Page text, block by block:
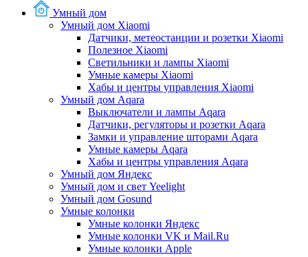
Умный дом
Умный дом Xiaomi
Датчики, метеостанции и розетки Xiaomi
Полезное Xiaomi
Светильники и лампы Xiaomi
Умные камеры Xiaomi
Хабы и центры управления Xiaomi
Умный дом Aqara
Выключатели и лампы Aqara
Датчики, регуляторы и розетки Aqara
Замки и управление шторами Aqara
Умные камеры Aqara
Хабы и центры управления Aqara
Умный дом Яндекс
Умный дом и свет Yeelight
Умный дом Gosund
Умные колонки
Умные колонки Яндекс
Умные колонки VK и Mail.Ru
Умные колонки Apple